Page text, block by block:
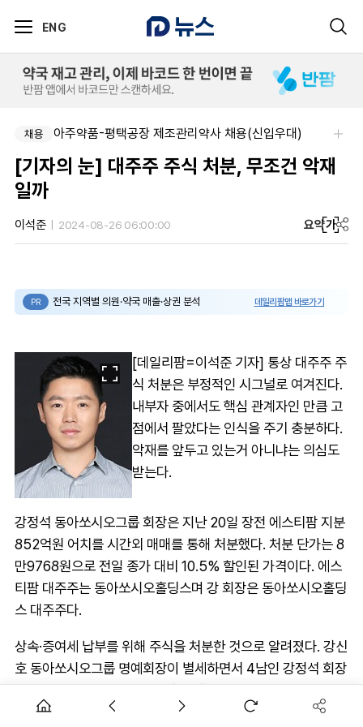
ENG
채용 아주약품-평택공장 제조관리약사 채용(신입우대)
[기자의 눈] 대주주 주식 처분, 무조건 악재
일까
이석준 2024-08-26 06:00:00 요약가
PR 전국 지역별 의원·약국 매출·상권 분석 데일리팜맵 바로가기
[데일리팜=이석준 기자] 통상 대주주 주
식 처분은 부정적인 시그널로 여겨진다.
내부자 중에서도 핵심 관계자인 만큼 고
점에서 팔았다는 인식을 주기 충분하다.
악재를 앞두고 있는거 아니냐는 의심도
받는다.
강정석 동아쏘시오그룹 회장은 지난 20일 장전 에스티팜 지분
852억원 어치를 시간외 매매를 통해 처분했다. 처분 단가는 8
만9768원으로 전일 종가 대비 10.5% 할인된 가격이다. 에스
티팜 대주주는 동아쏘시오홀딩스며 강 회장은 동아쏘시오홀딩
스 대주주다.
상속·증여세 납부를 위해 주식을 처분한 것으로 알려졌다. 강신
호 동아쏘시오그룹 명예회장이 별세하면서 4남인 강정석 회장
이 지분을 물려받았다. 이에 강 회장은 수백억원대의 상속세 부
담을 안게 됐다. 이번 블록딜로 상속·증여세 상당 부분이 해소